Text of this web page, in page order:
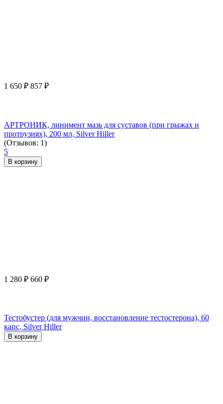
1 650 ₽ 857 ₽
АРТРОНИК, линимент мазь для суставов (при грыжах и
протрузиях), 200 мл, Silver Hiller
(Отзывов: 1)
5
В корзину
1 280 ₽ 660 ₽
Тестобустер (для мужчин, восстановление тестостерона), 60
капс, Silver Hiller
В корзину